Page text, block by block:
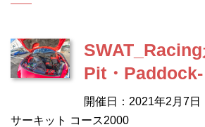
Pit・Paddock-
開催日：2021年2月7
サーキット コース2000